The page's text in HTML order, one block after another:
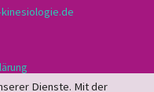
Dienste. Mit der